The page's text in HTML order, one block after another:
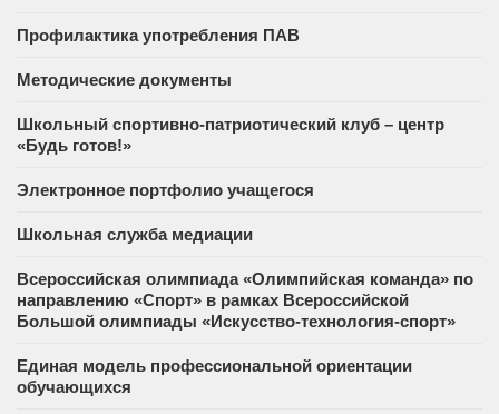
Профилактика употребления ПАВ
Методические документы
Школьный спортивно-патриотический клуб – центр
«Будь готов!»
Электронное портфолио учащегося
Школьная служба медиации
Всероссийская олимпиада «Олимпийская команда» по
направлению «Спорт» в рамках Всероссийской
Большой олимпиады «Искусство-технология-спорт»
Единая модель профессиональной ориентации
обучающихся